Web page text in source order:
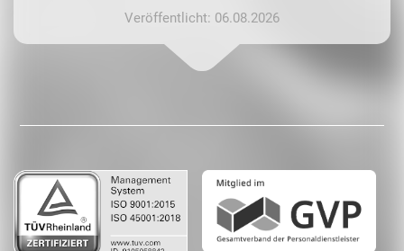
Veröffentlicht: 06.08.2026